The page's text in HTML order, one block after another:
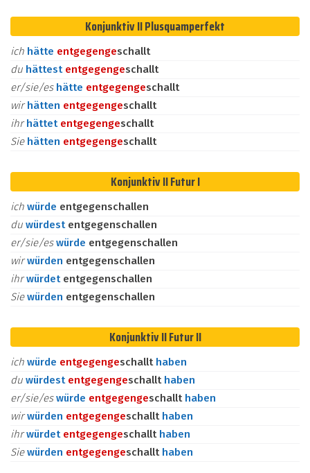
Konjunktiv II Plusquamperfekt
ich hätte entgegengeschallt
du hättest entgegengeschallt
er/sie/es hätte entgegengeschallt
wirhätten entgegengeschallt
ihrhättet entgegengeschallt
Sie hätten entgegengeschallt
Konjunktiv II Futur I
ich würde entgegenschallen
du würdest entgegenschallen
er/sie/eswürde entgegenschallen
wirwürden entgegenschallen
ihrwürdet entgegenschallen
Siewürden entgegenschallen
Konjunktiv II Futur II
ich würde entgegengeschallt haben
du würdest entgegengeschallt haben
er/sie/eswürde entgegengeschallt haben
wirwürden entgegengeschallt haben
ihrwürdet entgegengeschallt haben
Siewürden entgegengeschallt haben